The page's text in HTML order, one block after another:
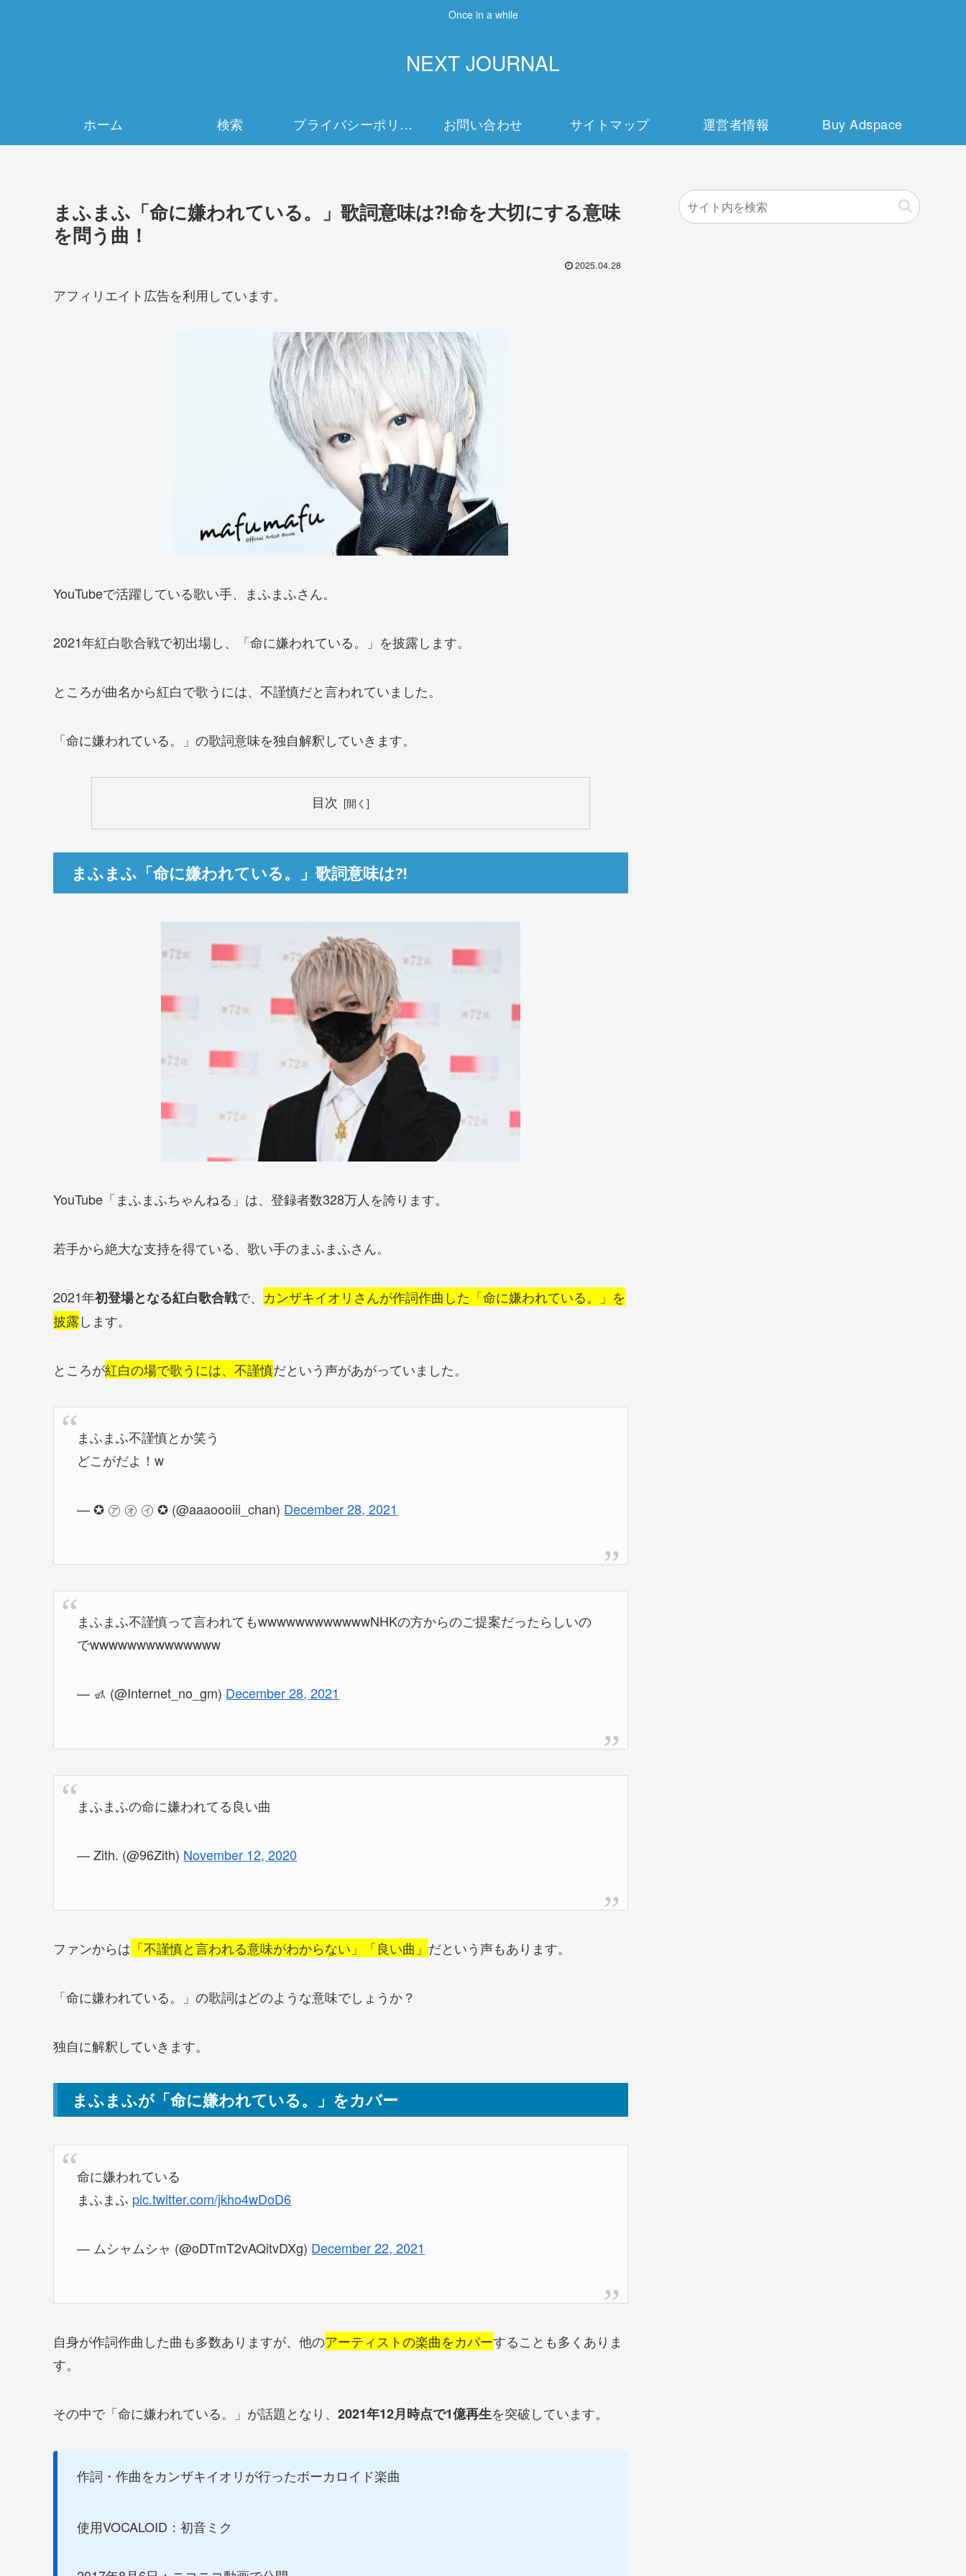
Once in a while
NEXT JOURNAL
ホーム 検索 プライバシーポリシー お問い合わせ サイトマップ 運営者情報 Buy Adspace
まふまふ「命に嫌われている。」歌詞意味は⁈命を大切にする意味
を問う曲！
2025.04.28
アフィリエイト広告を利用しています。
YouTubeで活躍している歌い手、まふまふさん。
2021年紅白歌合戦で初出場し、「命に嫌われている。」を披露します。
ところが曲名から紅白で歌うには、不謹慎だと言われていました。
「命に嫌われている。」の歌詞意味を独自解釈していきます。
目次
まふまふ「命に嫌われている。」歌詞意味は⁈
YouTube「まふまふちゃんねる」は、登録者数328万人を誇ります。
若手から絶大な支持を得ている、歌い手のまふまふさん。
2021年初登場となる紅白歌合戦で、 カンザキイオリさんが作詞作曲した「命に嫌われている。」を
披露します。
ところが紅白の場で歌うには、不謹慎だという声があがっていました。
まふまふ不謹慎とか笑う
どこがだよ！w
— ✪ ㋐ ㋔ ㋑ ✪ (@aaaoooiii_chan) December 28, 2021
まふまふ不謹慎って言われてもwwwwwwwwwwwwNHKの方からのご提案だったらしいの
でwwwwwwwwwwwwww
— 🚮 (@Internet_no_gm) December 28, 2021
まふまふの命に嫌われてる良い曲
— Ζith. (@96Zith) November 12, 2020
ファンからは 「不謹慎と言われる意味がわからない」「良い曲」 だという声もあります。
「命に嫌われている。」の歌詞はどのような意味でしょうか？
独自に解釈していきます。
まふまふが「命に嫌われている。」をカバー
命に嫌われている
まふまふ pic.twitter.com/jkho4wDoD6
— ムシャムシャ (@oDTmT2vAQitvDXg) December 22, 2021
自身が作詞作曲した曲も多数ありますが、他のアーティストの楽曲をカバーすることも多くありま
す。
その中で「命に嫌われている。」が話題となり、 2021年12月時点で1億再生を突破しています。
作詞・作曲をカンザキイオリが行ったボーカロイド楽曲
使用VOCALOID：初音ミク